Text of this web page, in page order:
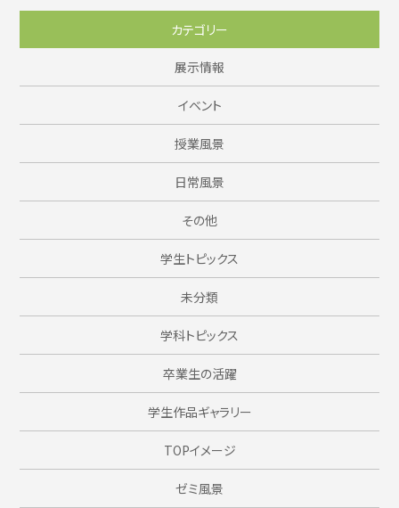
カテゴリー
展示情報
イベント
授業風景
日常風景
その他
学生トピックス
未分類
学科トピックス
卒業生の活躍
学生作品ギャラリー
TOPイメージ
ゼミ風景